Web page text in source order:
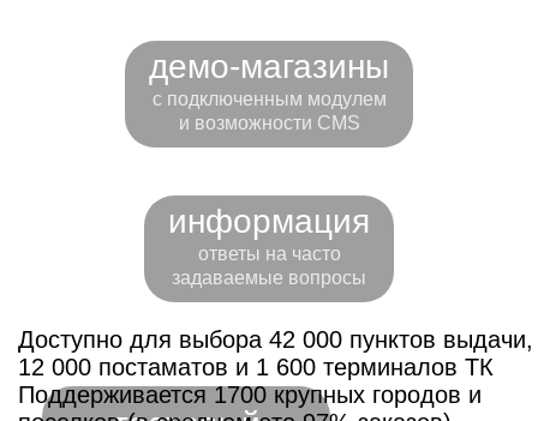
демо-магазины
с подключенным модулем
и возможности CMS
информация
ответы на часто
задаваемые вопросы
Доступно для выбора 42 000 пунктов выдачи,
12 000 постаматов и 1 600 терминалов ТК
Поддерживается 1700 крупных городов и